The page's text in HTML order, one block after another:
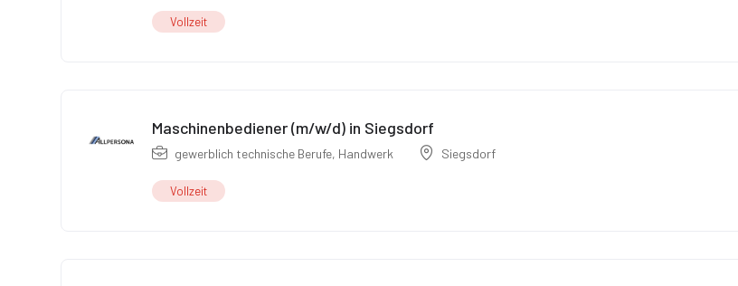
Vollzeit
Maschinenbediener (m/w/d) in Siegsdorf
gewerblich technische Berufe, Handwerk Siegsdorf
Vollzeit